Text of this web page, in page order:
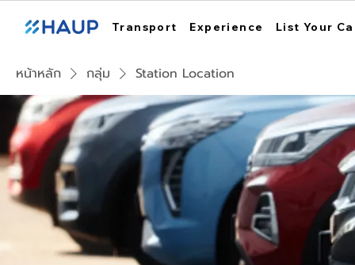
Transport Experience List Your
หน้าหลัก กลุ่ม Station Location